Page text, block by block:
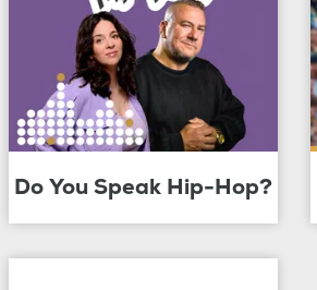
Do You Speak Hip-Hop?